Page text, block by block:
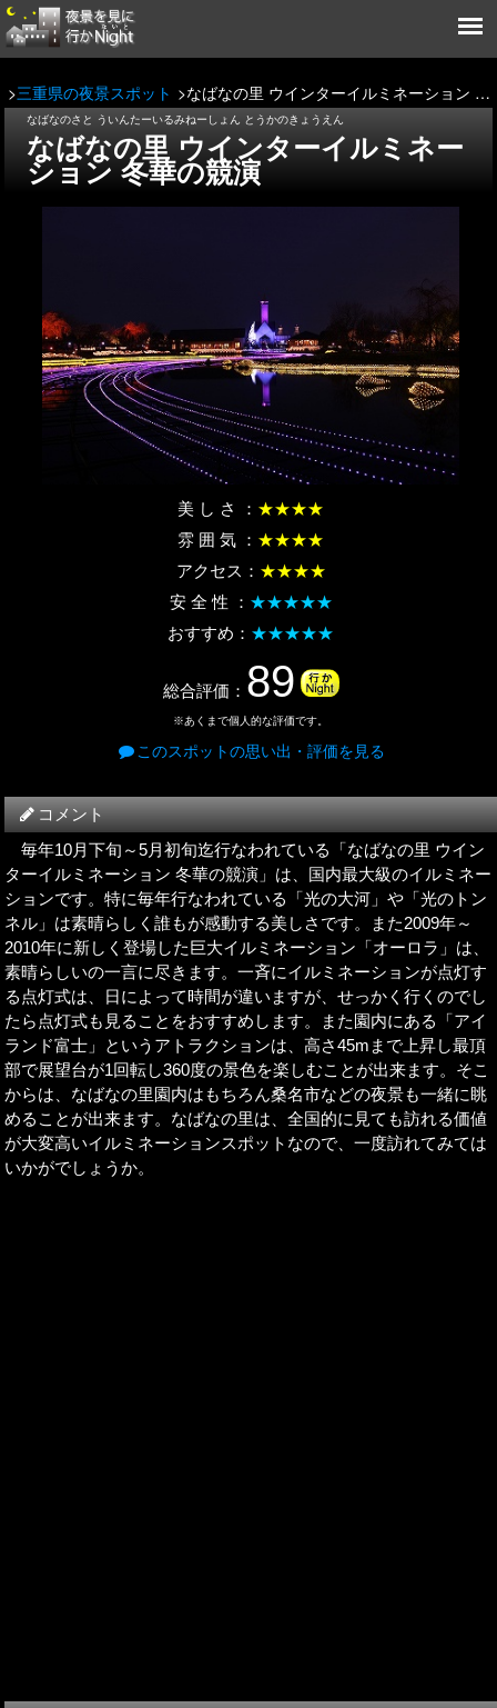
三重県の夜景スポット なばなの里 ウインターイルミネーション 冬華の競演
なばなのさと ういんたーいるみねーしょん とうかのきょうえん
なばなの里 ウインターイルミネー
ション 冬華の競演
美 し さ ： ★★★★
雰 囲 気 ： ★★★★
アクセス： ★★★★
安 全 性 ： ★★★★★
おすすめ： ★★★★★
総合評価： 89
※あくまで個人的な評価です。
このスポットの思い出・評価を見る
コメント
毎年10月下旬～5月初旬迄行なわれている「なばなの里 ウイン
ターイルミネーション 冬華の競演」は、国内最大級のイルミネー
ションです。特に毎年行なわれている「光の大河」や「光のトン
ネル」は素晴らしく誰もが感動する美しさです。また2009年～
2010年に新しく登場した巨大イルミネーション「オーロラ」は、
素晴らしいの一言に尽きます。一斉にイルミネーションが点灯す
る点灯式は、日によって時間が違いますが、せっかく行くのでし
たら点灯式も見ることをおすすめします。また園内にある「アイ
ランド富士」というアトラクションは、高さ45mまで上昇し最頂
部で展望台が1回転し360度の景色を楽しむことが出来ます。そこ
からは、なばなの里園内はもちろん桑名市などの夜景も一緒に眺
めることが出来ます。なばなの里は、全国的に見ても訪れる価値
が大変高いイルミネーションスポットなので、一度訪れてみては
いかがでしょうか。